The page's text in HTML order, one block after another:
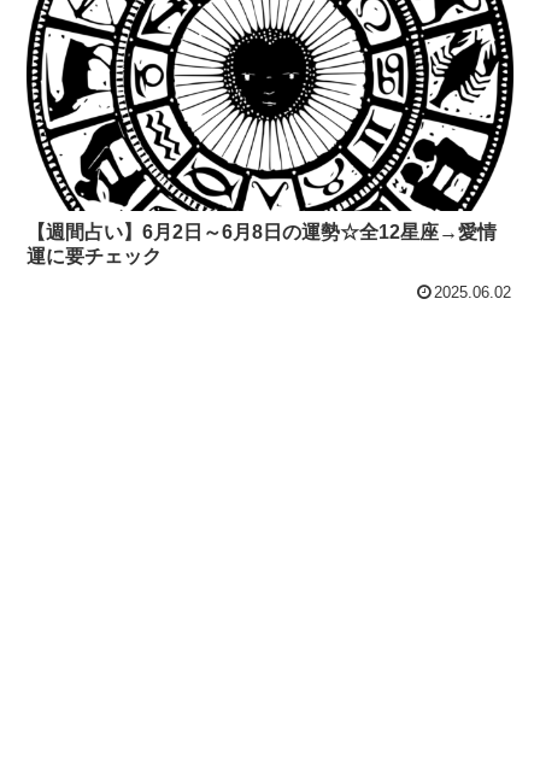
【週間占い】6月2日～6月8日の運勢☆全12星座→愛情
運に要チェック
2025.06.02